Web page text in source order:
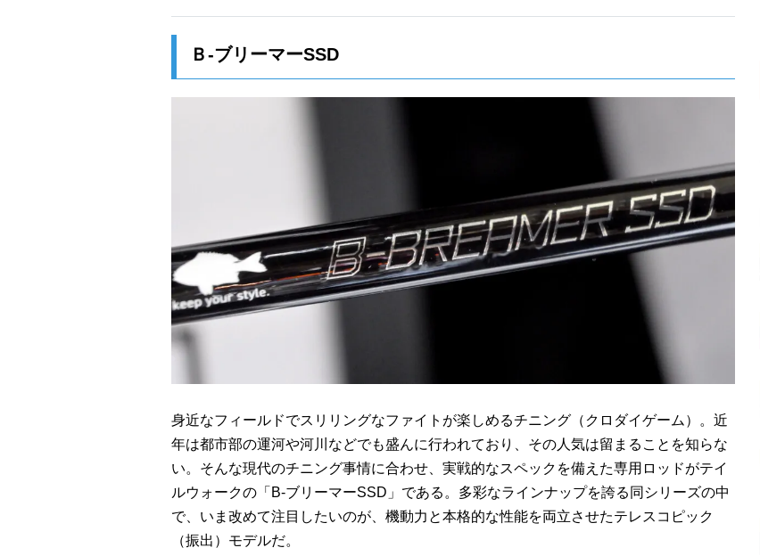
Ｂ-ブリーマーSSD
身近なフィールドでスリリングなファイトが楽しめるチニング（クロダイゲーム）。近
年は都市部の運河や河川などでも盛んに行われており、その人気は留まることを知らな
い。そんな現代のチニング事情に合わせ、実戦的なスペックを備えた専用ロッドがテイ
ルウォークの「B-ブリーマーSSD」である。多彩なラインナップを誇る同シリーズの中
で、いま改めて注目したいのが、機動力と本格的な性能を両立させたテレスコピック
（振出）モデルだ。